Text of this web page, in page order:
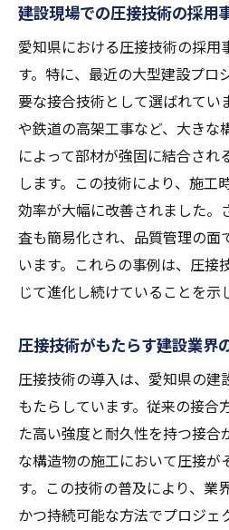
建設現場での圧接技術の採用
愛知県における圧接技術の採用
す。特に、最近の大型建設プロ
要な接合技術として選ばれてい
や鉄道の高架工事など、大きな
によって部材が強固に結合され
します。この技術により、施工
効率が大幅に改善されました。
査も簡易化され、品質管理の面
います。これらの事例は、圧接
じて進化し続けていることを示
圧接技術がもたらす建設業界
圧接技術の導入は、愛知県の建
もたらしています。従来の接合
た高い強度と耐久性を持つ接合
な構造物の施工において圧接が
す。この技術の普及により、業
かつ持続可能な方法でプロジェ